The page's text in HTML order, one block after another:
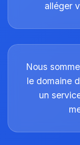
alléger
Nous
le domaine
un